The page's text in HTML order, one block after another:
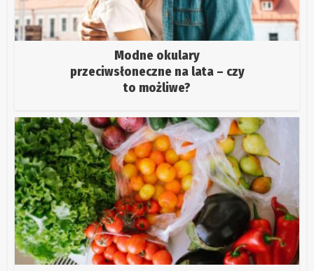
Modne okulary
przeciwsłoneczne na lata – czy
to możliwe?